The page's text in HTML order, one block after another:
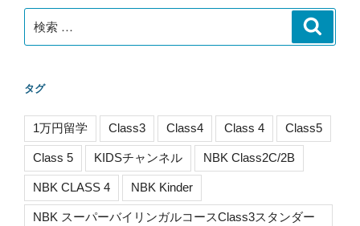
ン
索:
タグ
1万円留学 Class3 Class4 Class 4 Class5
Class 5 KIDSチャンネル NBK Class2C/2B
NBK CLASS 4 NBK Kinder
NBK スーパーバイリンガルコースClass3スタンダー